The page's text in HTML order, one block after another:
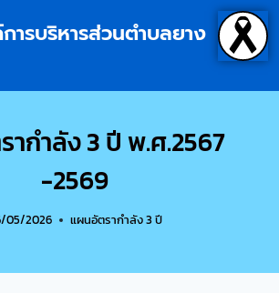
ารบริหารส่วนตำบลยาง
ากำลัง 3 ปี พ.ศ.2567
-2569
05/2026 แผนอัตรากำลัง 3 ปี